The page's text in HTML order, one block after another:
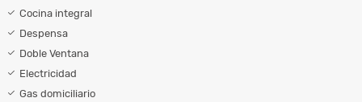
Cocina integral
Despensa
Doble Ventana
Electricidad
Gas domiciliario